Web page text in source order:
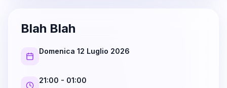
Blah Blah
Domenica 12 Luglio 2026
21:00 - 01:00